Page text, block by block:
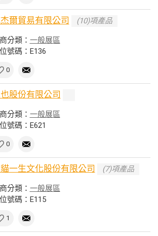
爾貿易有限公司 (10)項產品
分類： 一般展區
號碼：E136
0
股份有限公司
分類： 一般展區
號碼：E621
0
一生文化股份有限公司 (7)項產品
分類： 一般展區
號碼：E115
1